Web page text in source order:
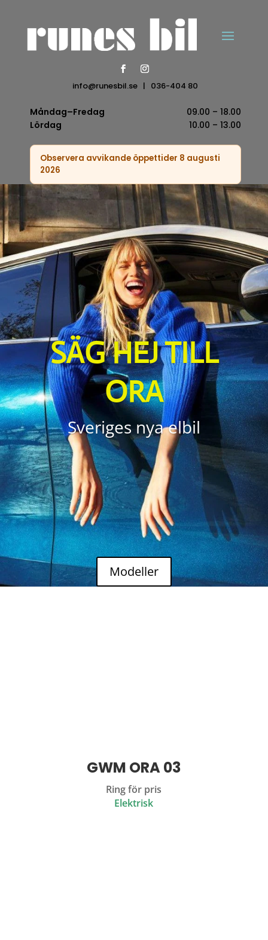
info@runesbil.se | 036-404 80
Måndag–Fredag
09.00 – 18.00
Lördag
10.00 – 13.00
Observera avvikande öppettider 8 augusti
2026
SÄG HEJ TILL
ORA
Sveriges nya elbil
Modeller
GWM ORA 03
Ring för pris
Elektrisk